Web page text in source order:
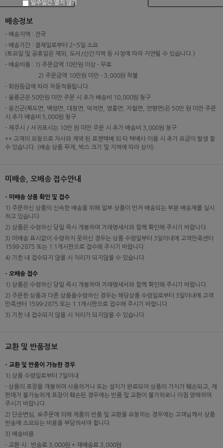
배송정보
- 배송지역 : 전국
- 배송기간 : 결제일로부터 2~5일 소요
(토요일 및 공휴일은 제외, 도서/산간지역 등 사정에 따라 지연될 수 있습니다.)
- 배송비용 : 1) 주문금액 10만원 이상 - 무료
2) 주문금액 10만원 미만 - 3,000원 착불
- 회원등급에 따라 차등적용됩니다.
- 울릉군은 50만원 미만 주문 시 추가 배송비 10,000원 청구
- 옹진군(북도면, 백령면, 대청면, 덕적면, 영흥면, 자월면, 연평면)은 50만 원 미만 주문
시 추가 배송비 5,000원 청구
- 제주시 / 서귀포시는 10만 원 미만 주문 시 추가 배송비 3,000원 청구
** 고객의 요청으로 자사와 계약 된 로젠택배 외 타 택배사 이용 시 추가 요금이 발생 할
수 있습니다. (배송 상품 무게, 박스 크기 및 지역에 따라 상이)
미배송, 오배송 접수안내
- 미배송 상품 확인 및 접수
1) 주문하신 상품의 신속한 배송을 위해 일부 상품이 먼저 배송되는 부분 배송제를 실시
하고 있습니다.
2) 상품은 수령하신 당일 즉시 개봉하여 거래명세서와 함께 확인해 주시기 바랍니다.
3) 미배송 표시없이 수령하지 못하신 경우는 상품 수령일부터 3일이내에 고객만족센터
1599-2875 또는 1:1게시판으로 접수해 주시기 바랍니다.
4) 기한 내 접수되지 않을 시 처리가 되지않을 수 있습니다.
- 오배송 접수
1) 상품은 수령하신 당일 즉시 개봉하여 거래명세서와 함께 확인해 주시기 바랍니다.
2) 주문한 상품과 다른 상품을수령하신 경우는 해당상품 수령일로부터 3일이내에 고객
만족센터 1599-2875 또는 1:1게시판으로 접수해 주시기 바랍니다.
3) 기한 내 접수되지 않을 시 처리가 되지않을 수 있습니다.
교환 및 반품정보
- 교환 및 반품이 가능한 경우
1) 상품 수령일로부터 7일이내
- 상품의 포장을 개봉하여 사용하거나 또는 설치가 완료되어 상품의 가치가 훼손되고, 재
판매가 불가능하게 포장이 훼손된 경우에는 반품 및 교환이 불가하오니 이점 양해하여
주시기 바랍니다.
2) 단순변심, 오주문에 의해 제품의 반품 및 교환을 요청하는 경우에는 고객님께서 상품
반송에 소요되는 비용을 부담하셔야 합니다.
3) 배송비용
- 교환 시 : 반송료 3,000원 + 재배송료 3,000원
일주일간 열지 않기